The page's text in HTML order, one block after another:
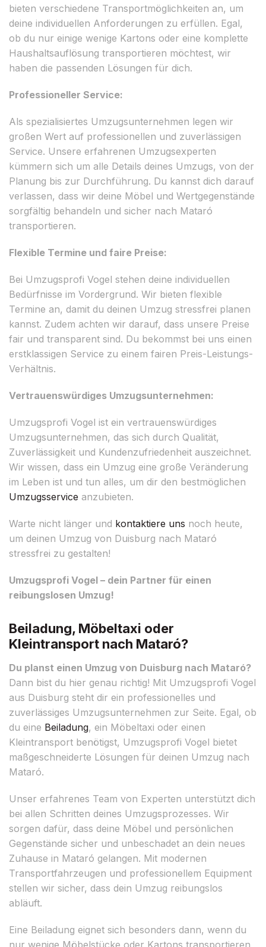
bieten verschiedene Transportmöglichkeiten an, um
deine individuellen Anforderungen zu erfüllen. Egal,
ob du nur einige wenige Kartons oder eine komplette
Haushaltsauflösung transportieren möchtest, wir
haben die passenden Lösungen für dich.
Professioneller Service:
Als spezialisiertes Umzugsunternehmen legen wir
großen Wert auf professionellen und zuverlässigen
Service. Unsere erfahrenen Umzugsexperten
kümmern sich um alle Details deines Umzugs, von der
Planung bis zur Durchführung. Du kannst dich darauf
verlassen, dass wir deine Möbel und Wertgegenstände
sorgfältig behandeln und sicher nach Mataró
transportieren.
Flexible Termine und faire Preise:
Bei Umzugsprofi Vogel stehen deine individuellen
Bedürfnisse im Vordergrund. Wir bieten flexible
Termine an, damit du deinen Umzug stressfrei planen
kannst. Zudem achten wir darauf, dass unsere Preise
fair und transparent sind. Du bekommst bei uns einen
erstklassigen Service zu einem fairen Preis-Leistungs-
Verhältnis.
Vertrauenswürdiges Umzugsunternehmen:
Umzugsprofi Vogel ist ein vertrauenswürdiges
Umzugsunternehmen, das sich durch Qualität,
Zuverlässigkeit und Kundenzufriedenheit auszeichnet.
Wir wissen, dass ein Umzug eine große Veränderung
im Leben ist und tun alles, um dir den bestmöglichen
Umzugsservice anzubieten.
Warte nicht länger und kontaktiere uns noch heute,
um deinen Umzug von Duisburg nach Mataró
stressfrei zu gestalten!
Umzugsprofi Vogel – dein Partner für einen
reibungslosen Umzug!
Beiladung, Möbeltaxi oder
Kleintransport nach Mataró?
Du planst einen Umzug von Duisburg nach Mataró?
Dann bist du hier genau richtig! Mit Umzugsprofi Vogel
aus Duisburg steht dir ein professionelles und
zuverlässiges Umzugsunternehmen zur Seite. Egal, ob
du eine Beiladung, ein Möbeltaxi oder einen
Kleintransport benötigst, Umzugsprofi Vogel bietet
maßgeschneiderte Lösungen für deinen Umzug nach
Mataró.
Unser erfahrenes Team von Experten unterstützt dich
bei allen Schritten deines Umzugsprozesses. Wir
sorgen dafür, dass deine Möbel und persönlichen
Gegenstände sicher und unbeschadet an dein neues
Zuhause in Mataró gelangen. Mit modernen
Transportfahrzeugen und professionellem Equipment
stellen wir sicher, dass dein Umzug reibungslos
abläuft.
Eine Beiladung eignet sich besonders dann, wenn du
nur wenige Möbelstücke oder Kartons transportieren